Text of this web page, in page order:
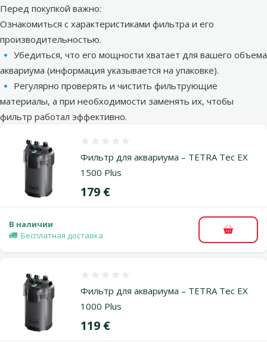
Перед покупкой важно:
Ознакомиться с характеристиками фильтра и его
производительностью.
🔹 Убедиться, что его мощности хватает для вашего объема
аквариума (информация указывается на упаковке).
🔹 Регулярно проверять и чистить фильтрующие
материалы, а при необходимости заменять их, чтобы
фильтр работал эффективно.
Фильтр для аквариума – TETRA Tec EX
1500 Plus
Цена
179 €
В наличии
Бесплатная доставка
В
Фильтр для аквариума – TETRA Tec EX
1000 Plus
Цена
119 €